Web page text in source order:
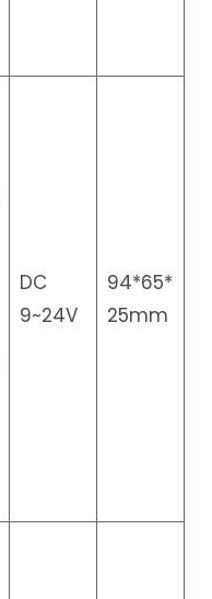
DC
9~24V
94*65*
25mm